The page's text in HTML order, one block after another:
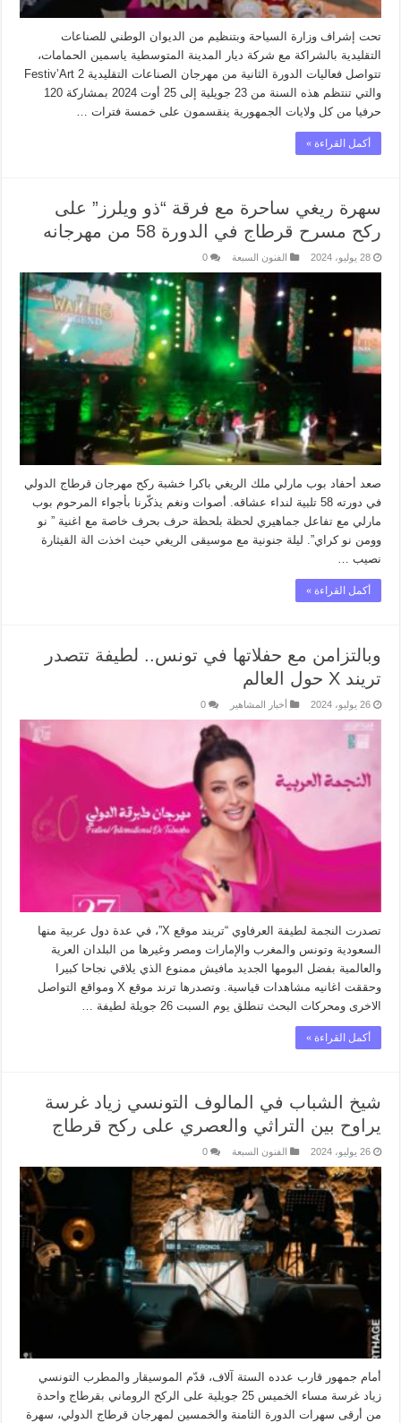
تحت إشراف وزارة السياحة وبتنظيم من الديوان الوطني للصناعات
التقليدية بالشراكة مع شركة ديار المدينة المتوسطية ياسمين الحمامات،
تتواصل فعاليات الدورة الثانية من مهرجان الصناعات التقليدية Festiv’Art 2
والتي تنتظم هذه السنة من 23 جويلية إلى 25 أوت 2024 بمشاركة 120
حرفيا من كل ولايات الجمهورية ينقسمون على خمسة فترات …
أكمل القراءة »
سهرة ريغي ساحرة مع فرقة “ذو ويلرز” على
ركح مسرح قرطاج في الدورة 58 من مهرجانه
28 يوليو، 2024 الفنون السبعة 0
صعد أحفاد بوب مارلي ملك الريغي باكرا خشبة ركح مهرجان قرطاج الدولي
في دورته 58 تلبية لنداء عشاقه. أصوات ونغم يذكّرنا بأجواء المرحوم بوب
مارلي مع تفاعل جماهيري لحظة بلحظة حرف بحرف خاصة مع اغنية ” نو
وومن نو كراي”. ليلة جنونية مع موسيقى الريغي حيث اخذت الة القيثارة
نصيب …
أكمل القراءة »
وبالتزامن مع حفلاتها في تونس.. لطيفة تتصدر
تريند X حول العالم
26 يوليو، 2024 أخبار المشاهير 0
تصدرت النجمة لطيفة العرفاوي “تريند موقع X”، في عدة دول عربية منها
السعودية وتونس والمغرب والإمارات ومصر وغيرها من البلدان العرية
والعالمية بفضل البومها الجديد مافيش ممنوع الذي يلاقي نجاحا كبيرا
وحققت اغانيه مشاهدات قياسية. وتصدرها ترند موقع X ومواقع التواصل
الاخرى ومحركات البحث تنطلق يوم السبت 26 جويلة لطيفة …
أكمل القراءة »
شيخ الشباب في المالوف التونسي زياد غرسة
يراوح بين التراثي والعصري على ركح قرطاج
26 يوليو، 2024 الفنون السبعة 0
أمام جمهور قارب عدده الستة آلاف، قدّم الموسيقار والمطرب التونسي
زياد غرسة مساء الخميس 25 جويلية على الركح الروماني بقرطاج واحدة
من أرقى سهرات الدورة الثامنة والخمسين لمهرجان قرطاج الدولي، سهرة